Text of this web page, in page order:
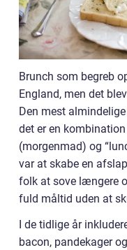
Brunch som begreb
England, men det
Den mest
det er en
(morgenmad) og
var at skabe en
folk at sove længere
fuld måltid uden at
I de tidlige år
bacon, pandekager